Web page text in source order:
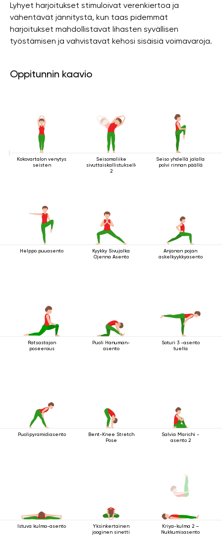
Lyhyet harjoitukset stimuloivat verenkiertoa ja
vähentävät jännitystä, kun taas pidemmät
harjoitukset mahdollistavat lihasten syvällisen
työstämisen ja vahvistavat kehosi sisäisiä voimavaroja.
Oppitunnin kaavio
Kokovartalon venytys
seisten
Seisomaliike
sivuttaiskallistuksella
2
Seiso yhdellä jalalla
polvi rinnan päällä
Helppo puuasento
Kyykky Sivujalka
Ojenna Asento
Anjanan pojan
askelkyykkyasento
Ratsastajan
poseeraus
Puoli Hanuman-
asento
Soturi 3 -asento
tuella
Puolipyramidiasento
Bent-Knee Stretch
Pose
Salvia Marichi -
asento 2
Istuva kulma-asento
Yksinkertainen
jooginen sinetti
Kriya-kulma 2 –
Nukkumisasento